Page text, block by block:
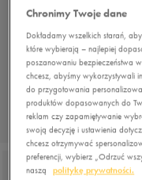
Chronimy Twoje dane
Dokładamy wszelkich starań,
które wybierają – najlepiej
poszanowaniu bezpieczeństwa
chcesz, abyśmy wykorzystywali
do przygotowania
produktów dopasowanych do
reklam czy zapamiętywanie
swoją decyzję i ustawienia
chcesz otrzymywać
preferencji, wybierz „Odrzuć
naszą
politykę prywatności.